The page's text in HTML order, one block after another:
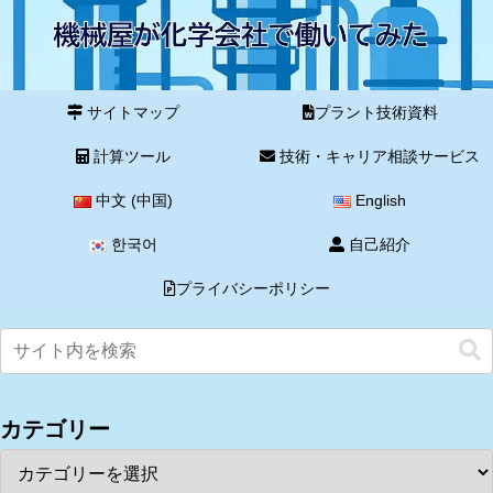
サイトマップ プラント技術資料
計算ツール 技術・キャリア相談サービス
中文 (中国) English
한국어 自己紹介
プライバシーポリシー
カテゴリー